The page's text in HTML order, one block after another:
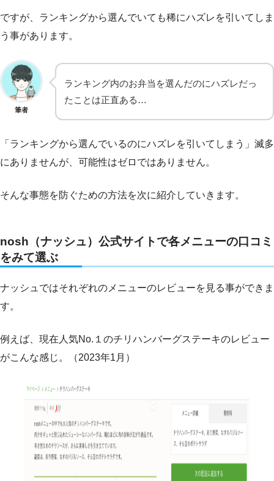
ですが、ランキングから選んでいても稀にハズレを引いてしま
う事があります。
筆者
ランキング内のお弁当を選んだのにハズレだっ
たことは正直ある…
「ランキングから選んでいるのにハズレを引いてしまう」滅多
にありませんが、可能性はゼロではありません。
そんな事態を防ぐための方法を次に紹介していきます。
nosh（ナッシュ）公式サイトで各メニューの口コミ
をみて選ぶ
ナッシュではそれぞれのメニューのレビューを見る事ができま
す。
例えば、現在人気No.１のチリハンバーグステーキのレビュー
がこんな感じ。（2023年1月）